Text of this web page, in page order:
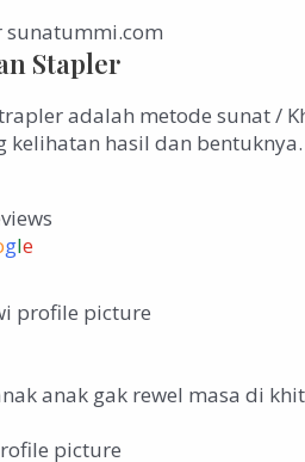
Stapler
adalah metode sunat /
kelihatan hasil dan bentuknya.
gle
anak gak rewel masa di